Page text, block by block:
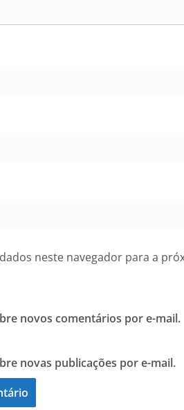
neste navegador para a
novos comentários por e-mail.
novas publicações por e-mail.